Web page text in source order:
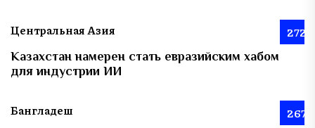
Центральная Азия 272
Казахстан намерен стать евразийским хабом
для индустрии ИИ
Бангладеш 267